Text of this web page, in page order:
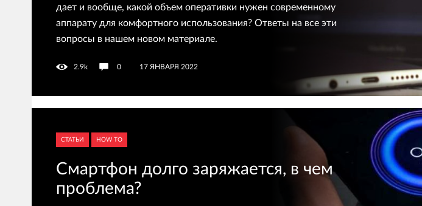
дает и вообще, какой объем оперативки нужен современному
аппарату для комфортного использования? Ответы на все эти
вопросы в нашем новом материале.
2.9k 0 17 ЯНВАРЯ 2022
СТАТЬИ HOW TO
Смартфон долго заряжается, в чем
проблема?